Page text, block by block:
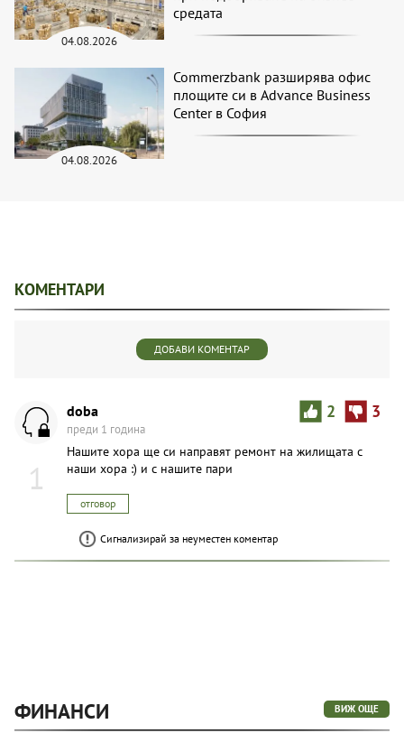
04.08.2026
средата
04.08.2026
Commerzbank разширява офис
площите си в Advance Business
Center в София
КОМЕНТАРИ
ДОБАВИ КОМЕНТАР
1
2 3
doba
преди 1 година
Нашите хора ще си направят ремонт на жилищата с
наши хора :) и с нашите пари
отговор
Сигнализирай за неуместен коментар
ФИНАНСИ ВИЖ ОЩЕ